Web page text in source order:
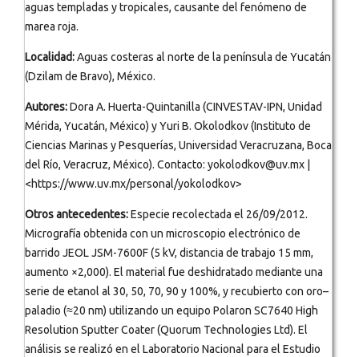
aguas templadas y tropicales, causante del fenómeno de
marea roja.
Localidad:Aguas costeras al norte de la península de Yucatán
(Dzilam de Bravo), México.
Autores:Dora A. Huerta-Quintanilla (CINVESTAV-IPN, Unidad
Mérida, Yucatán, México) y Yuri B. Okolodkov (Instituto de
Ciencias Marinas y Pesquerías, Universidad Veracruzana, Boca
del Río, Veracruz, México). Contacto: yokolodkov@uv.mx |
<https://www.uv.mx/personal/yokolodkov>
Otros antecedentes:Especie recolectada el 26/09/2012.
Micrografía obtenida con un microscopio electrónico de
barrido JEOL JSM-7600F (5 kV, distancia de trabajo 15 mm,
aumento ×2,000). El material fue deshidratado mediante una
serie de etanol al 30, 50, 70, 90 y 100%, y recubierto con oro–
paladio (≈20 nm) utilizando un equipo Polaron SC7640 High
Resolution Sputter Coater (Quorum Technologies Ltd). El
análisis se realizó en el Laboratorio Nacional para el Estudio